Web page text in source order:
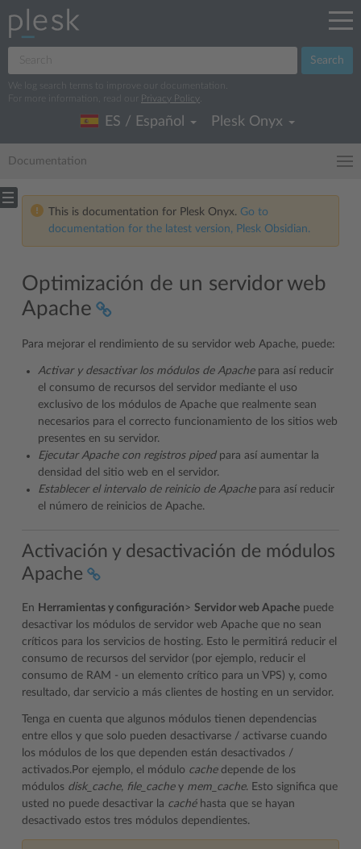
Search
We log search terms to improve our documentation.
For more information, read our
Privacy Policy
ES / Español Plesk Onyx
Documentation
This is documentation for Plesk Onyx. Go to
documentation for the latest version, Plesk Obsidian.
Optimización de un servidor web
Apache
Para mejorar el rendimiento de su servidor web Apache, puede:
Activar y desactivar los módulos de Apachepara así reducir
el consumo de recursos del servidor mediante el uso
exclusivo de los módulos de Apache que realmente sean
necesarios para el correcto funcionamiento de los sitios web
presentes en su servidor.
Ejecutar Apache con registros pipedpara así aumentar la
densidad del sitio web en el servidor.
Establecer el intervalo de reinicio de Apachepara así reducir
el número de reinicios de Apache.
Activación y desactivación de módulos
Apache
En Herramientas y configuración> Servidor web Apache puede
desactivar los módulos de servidor web Apache que no sean
críticos para los servicios de hosting. Esto le permitirá reducir el
consumo de recursos del servidor (por ejemplo, reducir el
consumo de RAM - un elemento crítico para un VPS) y, como
resultado, dar servicio a más clientes de hosting en un servidor.
Tenga en cuenta que algunos módulos tienen dependencias
entre ellos y que solo pueden desactivarse / activarse cuando
los módulos de los que dependen están desactivados /
activados.Por ejemplo, el módulo cachedepende de los
módulos disk_cache, file_cachey mem_cache. Esto significa que
usted no puede desactivar la cachéhasta que se hayan
desactivado estos tres módulos dependientes.